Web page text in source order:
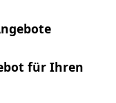
für Ihren